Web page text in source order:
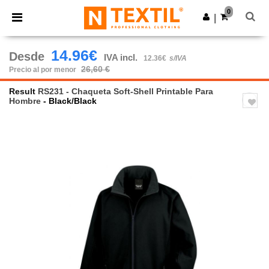
× App de Ntextil
¡Mejores precios en app!
Descargar app
0
Desde 14.96€ IVA incl. 12.36€ s/IVA
Precio al por menor 26,60 €
Result RS231 - Chaqueta Soft-Shell Printable Para
Hombre - Black/Black